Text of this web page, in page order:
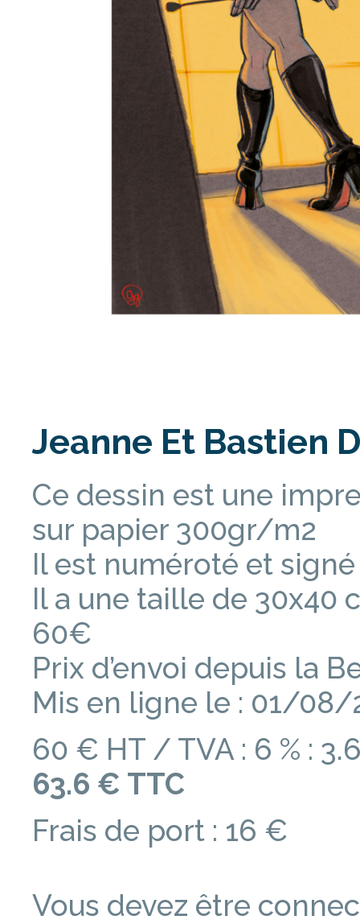
Jeanne Et Bastien
Ce dessin est une
sur papier 300gr/m2
Il est numéroté et signé
Il a une taille de 30x40
60€
Prix d’envoi depuis la
Mis en ligne le : 01/08/
60 € HT / TVA : 6 % :
63.6 € TTC
Frais de port : 16 €
Vous devez être